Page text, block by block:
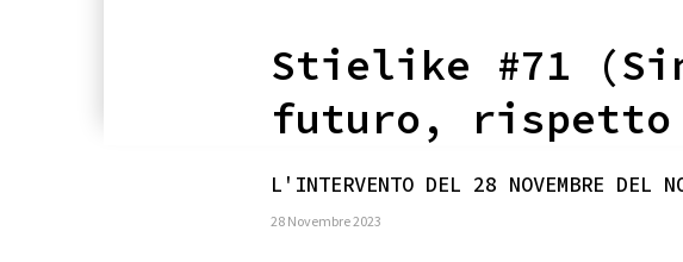
Stielike #71
futuro, rispetto
L'INTERVENTO DEL 28 NOVEMBRE DEL
28 Novembre 2023